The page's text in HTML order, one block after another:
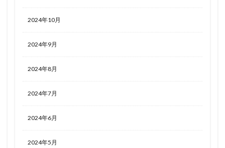
2024年10月
2024年9月
2024年8月
2024年7月
2024年6月
2024年5月